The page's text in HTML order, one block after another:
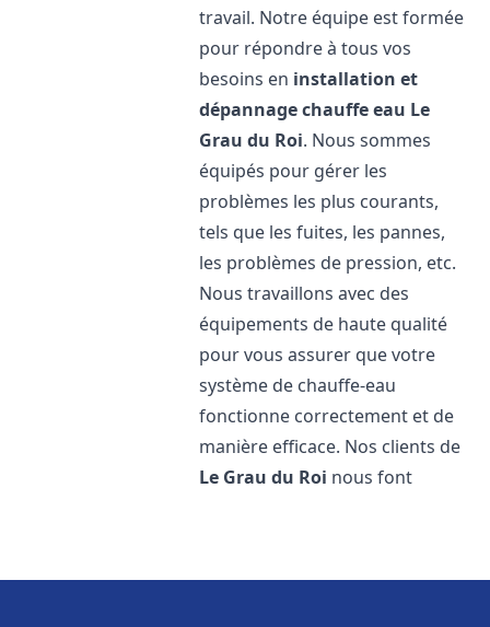
travail. Notre équipe est formée
pour répondre à tous vos
besoins en installation et
dépannage chauffe eau Le
Grau du Roi. Nous sommes
équipés pour gérer les
problèmes les plus courants,
tels que les fuites, les pannes,
les problèmes de pression, etc.
Nous travaillons avec des
équipements de haute qualité
pour vous assurer que votre
système de chauffe-eau
fonctionne correctement et de
manière efficace. Nos clients de
Le Grau du Roi nous font